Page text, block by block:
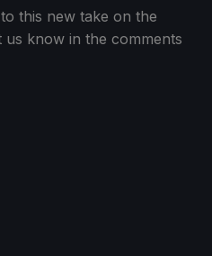
this new take on the
us know in the comments